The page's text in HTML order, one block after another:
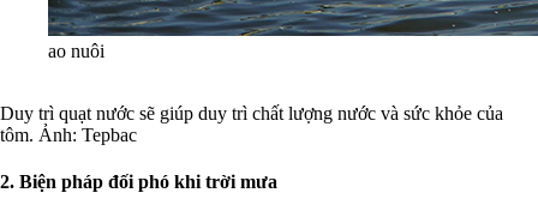
ao nuôi
Duy trì quạt nước sẽ giúp duy trì chất lượng nước và sức khỏe của
tôm. Ảnh: Tepbac
2. Biện pháp đối phó khi trời mưa